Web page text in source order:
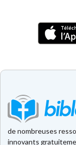
de nombreuses
innovants